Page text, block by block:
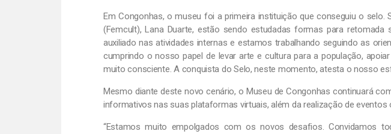
Em Congonhas, o museu foi a primeira instituição que conseguiu o selo.
(Femcult), Lana Duarte, estão sendo estudadas formas para
auxiliado nas atividades internas e estamos trabalhando seguindo as
cumprindo o nosso papel de levar arte e cultura para a população,
muito consciente. A conquista do Selo, neste momento, atesta o nosso
Mesmo diante deste novo cenário, o Museu de Congonhas continuará
informativos nas suas plataformas virtuais, além da realização de eventos
“Estamos muito empolgados com os novos desafios. Convidamos